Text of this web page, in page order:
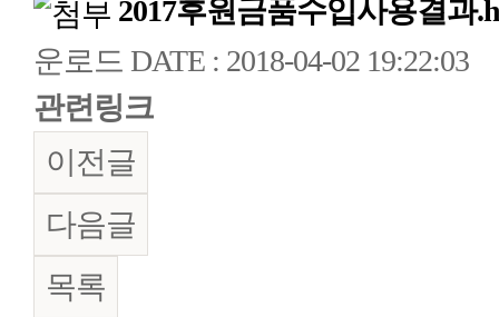
2017후원금품수입사용결과
운로드 DATE : 2018-04-02 19:22:03
관련링크
이전글
다음글
목록